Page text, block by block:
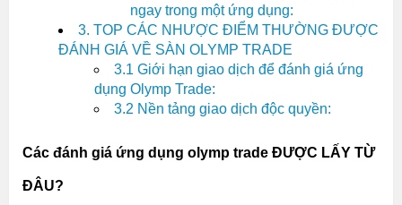
ngay trong một ứng dụng:
3. TOP CÁC NHƯỢC ĐIỂM THƯỜNG ĐƯỢC
ĐÁNH GIÁ VỀ SÀN OLYMP TRADE
3.1 Giới hạn giao dịch để đánh giá ứng
dụng Olymp Trade:
3.2 Nền tảng giao dịch độc quyền:
Các đánh giá ứng dụng olymp trade ĐƯỢC LẤY TỪ
ĐÂU?